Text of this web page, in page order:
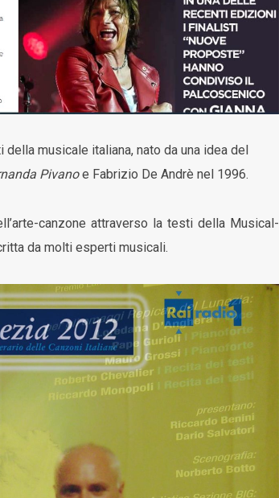
musicale italiana, nato da una idea del
Pivanoe Fabrizio De Andrè nel 1996.
canzone attraverso la testi della Musical-
da molti esperti musicali.